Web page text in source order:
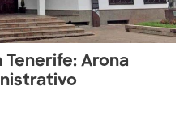
Tenerife: Arona